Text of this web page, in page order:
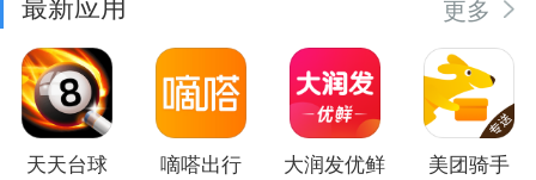
更多
天天台球 嘀嗒出行 大润发优鲜 美团骑手